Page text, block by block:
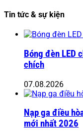
Tin tức & sự kiện
Bóng đèn LED
chích
07.08.2026
Nạp ga điều
mới nhất 2026